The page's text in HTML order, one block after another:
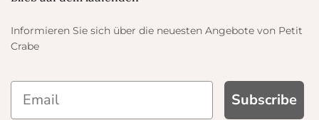
Informieren Sie sich über die neuesten Angebote von Petit
Crabe
Subscribe
GET